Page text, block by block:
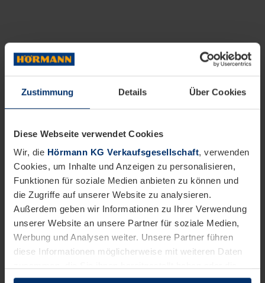
Zustimmung Details Über Cookies
Diese Webseite verwendet Cookies
Wir, die Hörmann KG Verkaufsgesellschaft, verwenden
Cookies, um Inhalte und Anzeigen zu personalisieren,
Funktionen für soziale Medien anbieten zu können und
die Zugriffe auf unserer Website zu analysieren.
Außerdem geben wir Informationen zu Ihrer Verwendung
unserer Website an unsere Partner für soziale Medien,
Werbung und Analysen weiter. Unsere Partner führen
diese Informationen möglicherweise mit weiteren Daten
sie im Rahmen Ihrer Nutzung der Dienste gesammelt